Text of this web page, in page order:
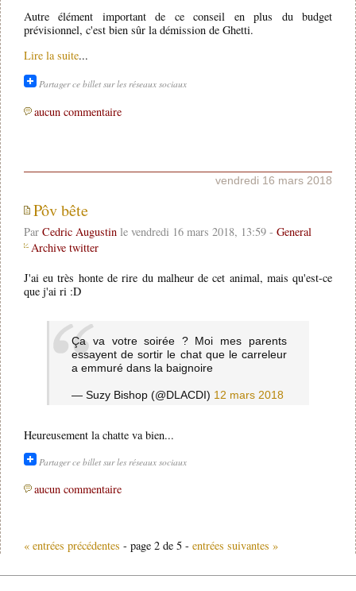
Autre élément important de ce conseil en plus du budget
prévisionnel, c'est bien sûr la démission de Ghetti.
Lire la suite...
Partager ce billet sur les réseaux sociaux
aucun commentaire
vendredi 16 mars 2018
Pôv bête
Par Cedric Augustinle vendredi 16 mars 2018, 13:59 - General
Archive twitter
J'ai eu très honte de rire du malheur de cet animal, mais qu'est-ce
que j'ai ri :D
Ça va votre soirée ? Moi mes parents
essayent de sortir le chat que le carreleur
a emmuré dans la baignoire
— Suzy Bishop (@DLACDI) 12 mars 2018
Heureusement la chatte va bien...
Partager ce billet sur les réseaux sociaux
aucun commentaire
« entrées précédentes - page 2 de 5 - entrées suivantes »